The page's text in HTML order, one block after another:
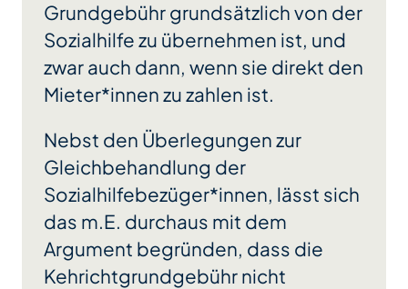
Grundgebühr grundsätzlich von der
Sozialhilfe zu übernehmen ist, und
zwar auch dann, wenn sie direkt den
Mieter*innen zu zahlen ist.
Nebst den Überlegungen zur
Gleichbehandlung der
Sozialhilfebezüger*innen, lässt sich
das m.E. durchaus mit dem
Argument begründen, dass die
Kehrichtgrundgebühr nicht